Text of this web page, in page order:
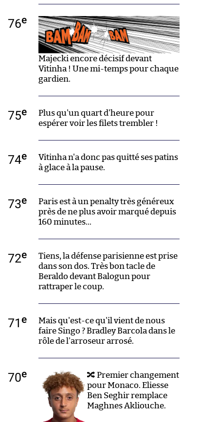
76e
Majecki encore décisif devant
Vitinha ! Une mi-temps pour chaque
gardien.
75e
Plus qu'un quart d'heure pour
espérer voir les filets trembler !
74e
Vitinha n'a donc pas quitté ses patins
à glace à la pause.
73e
Paris est à un penalty très généreux
près de ne plus avoir marqué depuis
160 minutes...
72e
Tiens, la défense parisienne est prise
dans son dos. Très bon tacle de
Beraldo devant Balogun pour
rattraper le coup.
71 e
Mais qu'est-ce qu'il vient de nous
faire Singo ? Bradley Barcola dans le
rôle de l'arroseur arrosé.
70e
🔀 Premier changement
pour Monaco. Eliesse
Ben Seghir remplace
Maghnes Akliouche.